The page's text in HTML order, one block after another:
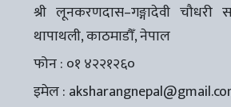
श्री लूनकरणदास–गङ्गादेवी चौधरी
थापाथली, काठमाडौँ, नेपाल
फोन : ०१ ४२२१२६०
इमेल :